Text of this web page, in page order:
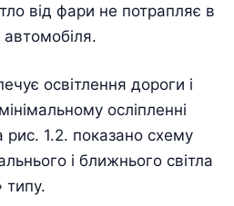
від фари не потрапляє в
автомобіля.
освітлення дороги і
осліпленні
рис. 1.2. показано схему
і ближнього світла
типу.